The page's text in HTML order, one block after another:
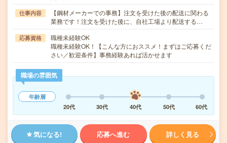
仕事内容
【鋼材メーカーでの事務】注文を受けた後の配送に関わる
業務です！注文を受けた後に、自社工場より配送する…
応募資格
職種未経験OK
職種未経験OK！【こんな方におススメ！まずはご応募くだ
さい／歓迎条件】事務経験あれば活かせます
職場の雰囲気
年齢層
20代
30代 40代 50代 60代
気になる! 応募へ進む 詳しく見る